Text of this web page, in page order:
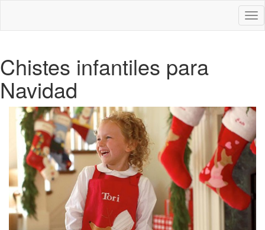
Chistes infantiles para
Navidad